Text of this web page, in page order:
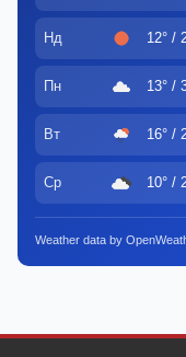
Нд 12° /
Пн 13° /
Вт 16° /
Ср 10° /
Weather data by